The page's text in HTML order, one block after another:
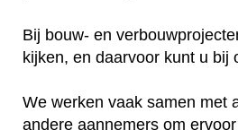
Bij bouw- en
kijken, en daarvoor kunt u bij
We werken vaak samen met
andere aannemers om